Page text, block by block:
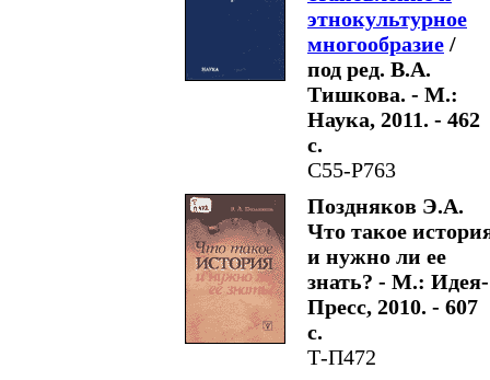
этнокультурное
многообразие /
под ред. В.А.
Тишкова. - М.:
Наука, 2011. - 462
с.
С55-Р763
Поздняков Э.А.
Что такое
и нужно ли ее
знать? - М.: Идея-
Пресс, 2010. - 607
с.
Т-П472